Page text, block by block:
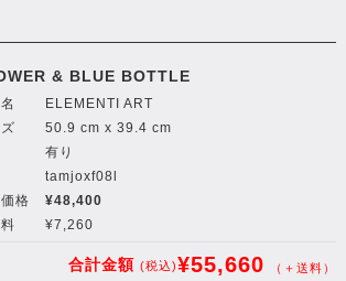
& BLUE BOTTLE
ELEMENTI ART
50.9 cm x 39.4 cm
有り
tamjoxf08l
格
¥48,400
¥7,260
合計金額 (税込)¥55,660 （＋送料）